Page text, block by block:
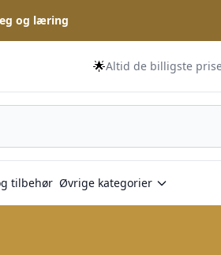
og læring
🌟Altid de billigste
tilbehør Øvrige kategorier